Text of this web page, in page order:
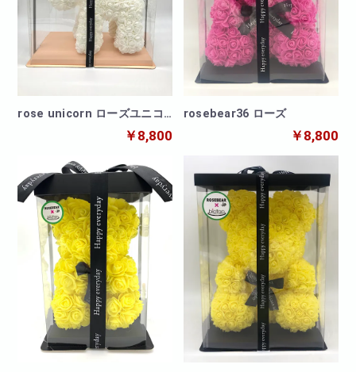
rose unicorn ローズユニコ
￥8,800
rosebear36 ローズ
￥8,800